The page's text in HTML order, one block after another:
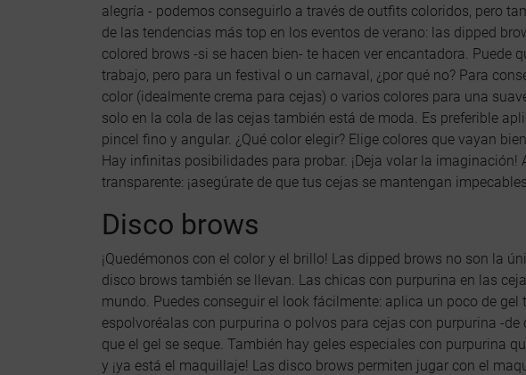
alegría - podemos conseguirlo a través de outfits coloridos, pero
de las tendencias más top en los eventos de verano: las dipped
colored brows -si se hacen bien- te hacen ver encantadora. Puede
trabajo, pero para un festival o un carnaval, ¿por qué no? Para
color (idealmente crema para cejas) o varios colores para una
solo en la cola de las cejas también está de moda. Es preferible
pincel fino y angular. ¿Qué color elegir? Elige colores que vayan
Hay infinitas posibilidades para probar. ¡Deja volar la imaginación!
transparente: ¡asegúrate de que tus cejas se mantengan
Disco brows
¡Quedémonos con el color y el brillo! Las dipped brows no son la
disco brows también se llevan. Las chicas con purpurina en las
mundo. Puedes conseguir el look fácilmente: aplica un poco de gel
espolvoréalas con purpurina o polvos para cejas con purpurina -
que el gel se seque. También hay geles especiales con purpurina
y ¡ya está el maquillaje! Las disco brows permiten jugar con el